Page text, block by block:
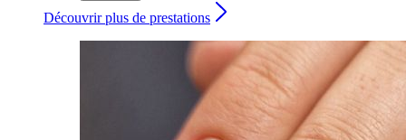
Découvrir plus de prestations